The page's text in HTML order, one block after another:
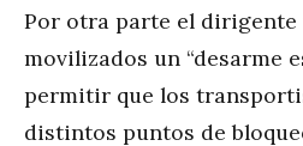
Por otra parte el
movilizados un “desarme
permitir que los
distintos puntos de